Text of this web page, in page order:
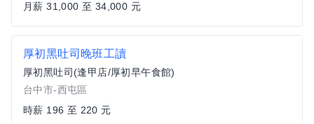
月薪 31,000 至 34,000 元
厚初黑吐司晚班工讀
厚初黑吐司(逢甲店/厚初早午食館)
台中市-西屯區
時薪 196 至 220 元